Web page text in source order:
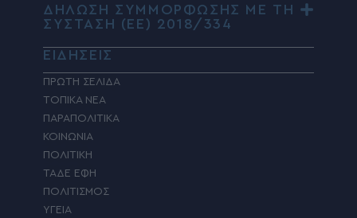
ΔΗΛΩΣΗ ΣΥΜΜΟΡΦΩΣΗΣ ΜΕ ΤΗ
ΣΥΣΤΑΣΗ (ΕΕ) 2018/334
ΕΙΔΗΣΕΙΣ
ΠΡΩΤΗ ΣΕΛΙΔΑ
ΤΟΠΙΚΑ ΝΕΑ
ΠΑΡΑΠΟΛΙΤΙΚΑ
ΚΟΙΝΩΝΙΑ
ΠΟΛΙΤΙΚΗ
ΤΑΔΕ ΕΦΗ
ΠΟΛΙΤΙΣΜΟΣ
ΥΓΕΙΑ